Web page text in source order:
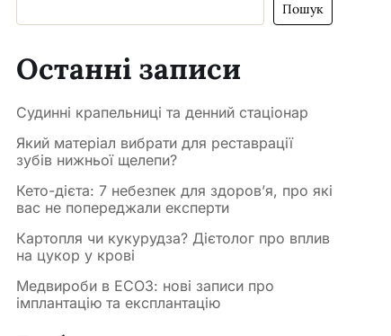
Пошук
Останні записи
Судинні крапельниці та денний стаціонар
Який матеріал вибрати для реставрації
зубів нижньої щелепи?
Кето-дієта: 7 небезпек для здоров’я, про які
вас не попереджали експерти
Картопля чи кукурудза? Дієтолог про вплив
на цукор у крові
Медвироби в ЕСОЗ: нові записи про
імплантацію та експлантацію